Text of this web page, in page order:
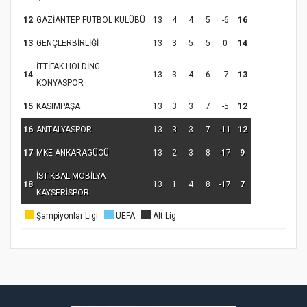
Samsun Atakum’da Ayasofya Camii
Etkinliği
Türkiye’de insanlar dinle bağlarını
koparıyor mu?
12 GAZİANTEP FUTBOL KULÜBÜ 13 4 4 5 -6 16
13 GENÇLERBİRLİĞİ 13 3 5 5 0 14
14
İTTİFAK HOLDİNG
KONYASPOR
13 3 4 6 -7 13
15 KASIMPAŞA 13 3 3 7 -5 12
16 ANTALYASPOR 13 3 3 7 -11 12
17 MKE ANKARAGÜCÜ 13 2 3 8 -17 9
18
İSTİKBAL MOBİLYA
KAYSERİSPOR
13 1 4 8 -17 7
Şampiyonlar Ligi UEFA Alt Lig